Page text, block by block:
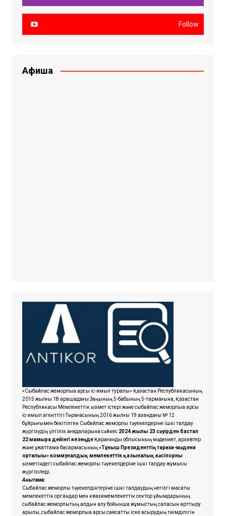
Follow
Афиша
«Сыбайлас жемқорлыққа қарсы іс-қимыл туралы» Қазақстан Республикасының
2015 жылғы 18 қарашадағы Заңының 5-бабының 5-тармағына, Қазақстан
Республикасы Мемлекеттік қызмет істері және сыбайлас жемқорлыққа қарсы
іс-қимыл агенттігі Төрағасының 2016 жылғы 19 қазандағы № 12
бұйрығымен бекітілген Сыбайлас жемқорлық тәуекелдеріне ішкі талдау
жүргізудің үлгілік қағидаларына сәйкес2024 жылғы 23 сәуірден бастап
22 мамырға дейінгі кезеңдеҚарағанды облысының мәдениет, архивтер
және құжаттама басқармасының «Тұнғыш Президенттің тарихи-мәдени
орталығы» коммуналдық мемлекеттік қазыналық кәсіпорны
қызметіндегі сыбайлас жемқорлық тәуекелдеріне ішкі талдау жұмысы
жүргізіледі.
Анықтама:
Сыбайлас жемқорлық тәуекелдіктеріне ішкі талдаудың негізгі мақсаты
мемлекеттік органдар мен квазимемлекеттік сектор ұйымдарының
сыбайлас жемқорлықтың алдын алу бойынша жұмыстың сапасын арттыру
арқылы, сыбайлас жемқорлыққа қарсы саясатты іске асырудың тиімділігін